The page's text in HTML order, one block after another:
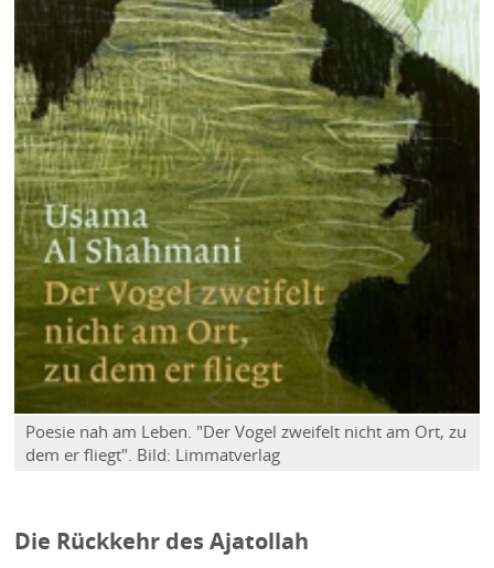
Poesie nah am Leben. "Der Vogel zweifelt nicht am Ort, zu
dem er fliegt". Bild: Limmatverlag
Die Rückkehr des Ajatollah